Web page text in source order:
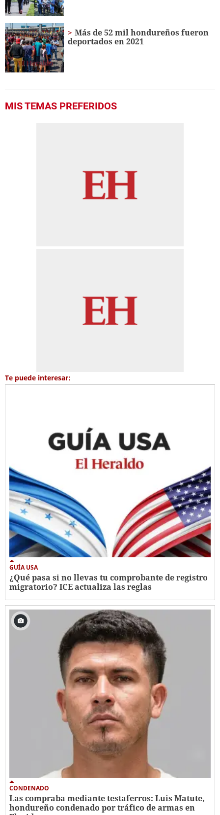
Más de 52 mil hondureños fueron
deportados en 2021
MIS TEMAS PREFERIDOS
Te puede interesar:
GUÍA USA
¿Qué pasa si no llevas tu comprobante de registro
migratorio? ICE actualiza las reglas
CONDENADO
Las compraba mediante testaferros: Luis Matute,
hondureño condenado por tráfico de armas en